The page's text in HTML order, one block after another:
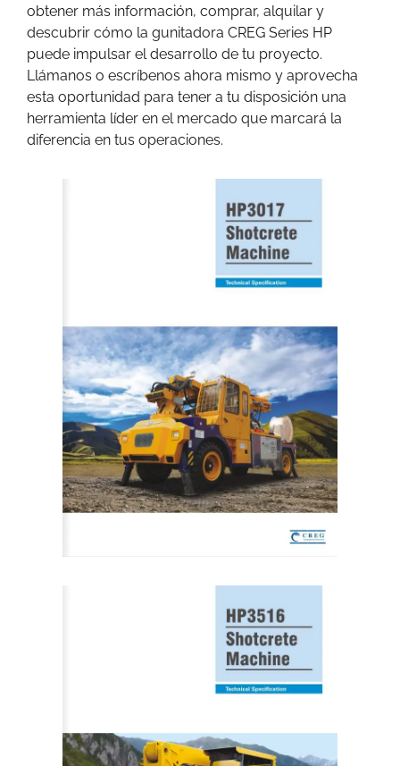
obtener más información, comprar, alquilar y
descubrir cómo la gunitadora CREG Series HP
puede impulsar el desarrollo de tu proyecto.
Llámanos o escríbenos ahora mismo y aprovecha
esta oportunidad para tener a tu disposición una
herramienta líder en el mercado que marcará la
diferencia en tus operaciones.